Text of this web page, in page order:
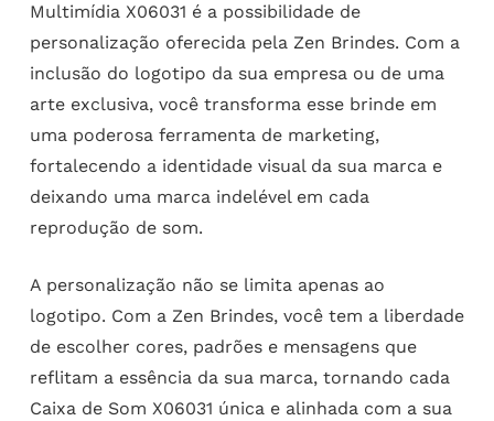
Multimídia X06031 é a possibilidade de
personalização oferecida pela Zen Brindes. Com a
inclusão do logotipo da sua empresa ou de uma
arte exclusiva, você transforma esse brinde em
uma poderosa ferramenta de marketing,
fortalecendo a identidade visual da sua marca e
deixando uma marca indelével em cada
reprodução de som.
A personalização não se limita apenas ao
logotipo. Com a Zen Brindes, você tem a liberdade
de escolher cores, padrões e mensagens que
reflitam a essência da sua marca, tornando cada
Caixa de Som X06031 única e alinhada com a sua